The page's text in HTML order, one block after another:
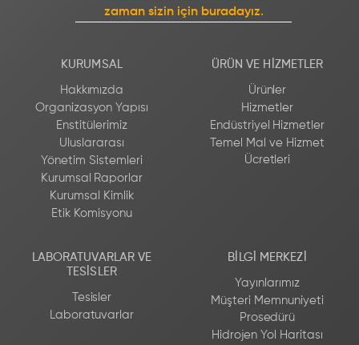
zaman sizin için buradayız.
KURUMSAL
Hakkımızda
Organizasyon Yapısı
Enstitülerimiz
Uluslararası
Yönetim Sistemleri
Kurumsal Raporlar
Kurumsal Kimlik
Etik Komisyonu
ÜRÜN VE HIZMETLER
Ürünler
Hizmetler
Endüstriyel Hizmetler
Temel Mal ve Hizmet
Ücretleri
LABORATUVARLAR VE
TESISLER
Tesisler
Laboratuvarlar
BILGI MERKEZI
Yayınlarımız
Müşteri Memnuniyeti
Prosedürü
Hidrojen Yol Haritası